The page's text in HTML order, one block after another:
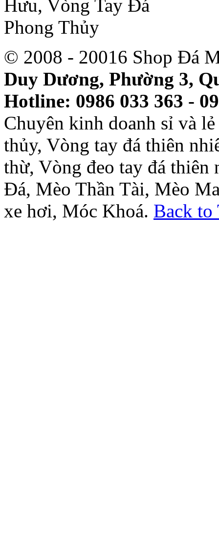
© 2008 - 20016 Shop Đá
Duy Dương, Phường 3,
Hotline: 0986 033 363 -
Chuyên kinh doanh sỉ và
thủy, Vòng tay đá thiên
thừ, Vòng đeo tay đá thiên
Đá, Mèo Thần Tài, Mèo
xe hơi, Móc Khoá. Back to